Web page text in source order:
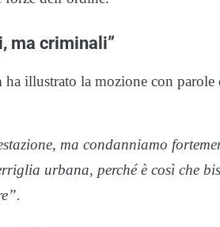
ma criminali”
ha illustrato la mozione con parole
ma condanniamo
urbana, perché è così che